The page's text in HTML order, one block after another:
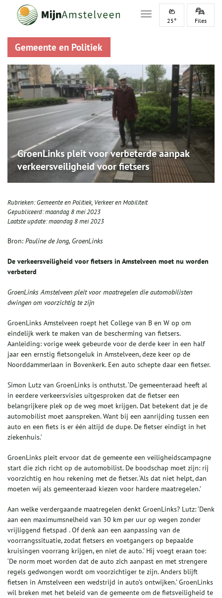
Toggle navigation
25° Files
Gemeente en Politiek
GroenLinks pleit voor verbeterde aanpak
verkeersveiligheid voor fietsers
Rubrieken:Gemeente en Politiek, Verkeer en Mobiliteit
Gepubliceerd:maandag 8 mei 2023
Laatste update:maandag 8 mei 2023
Bron: Pauline de Jong, GroenLinks
De verkeersveiligheid voor fietsers in Amstelveen moet nu worden
verbeterd
GroenLinks Amstelveen pleit voor maatregelen die automobilisten
dwingen om voorzichtig te zijn
GroenLinks Amstelveen roept het College van B en W op om
eindelijk werk te maken van de bescherming van fietsers.
Aanleiding: vorige week gebeurde voor de derde keer in een half
jaar een ernstig fietsongeluk in Amstelveen, deze keer op de
Noorddammerlaan in Bovenkerk. Een auto schepte daar een fietser.
Simon Lutz van GroenLinks is onthutst. ‘De gemeenteraad heeft al
in eerdere verkeersvisies uitgesproken dat de fietser een
belangrijkere plek op de weg moet krijgen. Dat betekent dat je de
automobilist moet aanspreken. Want bij een aanrijding tussen een
auto en een fiets is er één altijd de dupe. De fietser eindigt in het
ziekenhuis.’
GroenLinks pleit ervoor dat de gemeente een veiligheidscampagne
start die zich richt op de automobilist. De boodschap moet zijn: rij
voorzichtig en hou rekening met de fietser. ‘Als dat niet helpt, dan
moeten wij als gemeenteraad kiezen voor hardere maatregelen.’
Aan welke verdergaande maatregelen denkt GroenLinks? Lutz: ‘Denk
aan een maximumsnelheid van 30 km per uur op wegen zonder
vrijliggend fietspad . Of denk aan een aanpassing van de
voorrangssituatie, zodat fietsers en voetgangers op bepaalde
kruisingen voorrang krijgen, en niet de auto.’ Hij voegt eraan toe:
‘De norm moet worden dat de auto zich aanpast en met strengere
regels gedwongen wordt om voorzichtiger te zijn. Anders blijft
fietsen in Amstelveen een wedstrijd in auto’s ontwijken.’ GroenLinks
wil breken met het beleid van de gemeente om de fietsveiligheid te